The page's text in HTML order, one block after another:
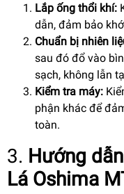
Lắp ống thổi khí:
dẫn, đảm bảo
Chuẩn bị nhiên
sau đó đổ vào
sạch, không lẫn
Kiểm tra máy:
phận khác để
toàn.
3. Hướng
Lá Oshima